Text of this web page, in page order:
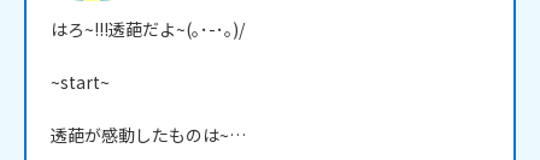
はろ~!!!透葩だよ~(｡･-･｡)/
~start~
透葩が感動したものは~…